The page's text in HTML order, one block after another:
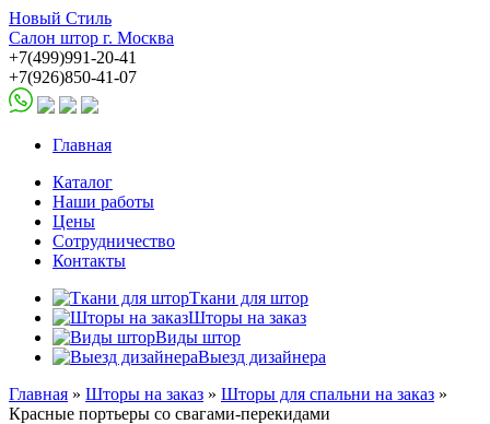
Новый Стиль
Салон штор г. Москва
+7(499)991-20-41
+7(926)850-41-07
Главная
Каталог
Наши работы
Цены
Сотрудничество
Контакты
Ткани для штор
Шторы на заказ
Виды штор
Выезд дизайнера
Главная » Шторы на заказ » Шторы для спальни на заказ »
Красные портьеры со свагами-перекидами